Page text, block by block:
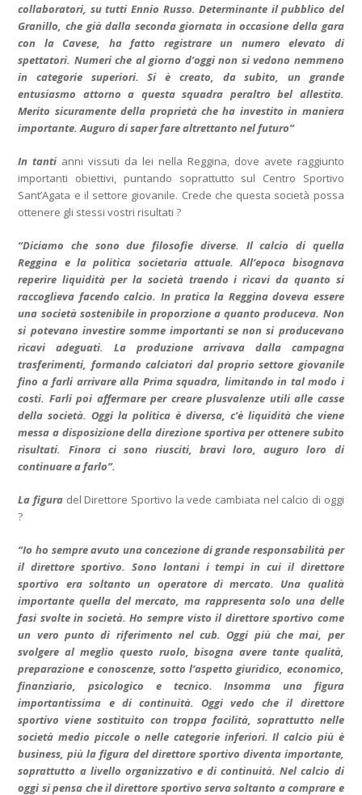
collaboratori, su tutti Ennio Russo. Determinante il pubblico del
Granillo, che già dalla seconda giornata in occasione della gara
con la Cavese, ha fatto registrare un numero elevato di
spettatori. Numeri che al giorno d’oggi non si vedono nemmeno
in categorie superiori. Si è creato, da subito, un grande
entusiasmo attorno a questa squadra peraltro bel allestita.
Merito sicuramente della proprietà che ha investito in maniera
importante. Auguro di saper fare altrettanto nel futuro”
In tanti anni vissuti da lei nella Reggina, dove avete raggiunto
importanti obiettivi, puntando soprattutto sul Centro Sportivo
Sant’Agata e il settore giovanile. Crede che questa società possa
ottenere gli stessi vostri risultati ?
“Diciamo che sono due filosofie diverse. Il calcio di quella
Reggina e la politica societaria attuale. All’epoca bisognava
reperire liquidità per la società traendo i ricavi da quanto si
raccoglieva facendo calcio. In pratica la Reggina doveva essere
una società sostenibile in proporzione a quanto produceva. Non
si potevano investire somme importanti se non si producevano
ricavi adeguati. La produzione arrivava dalla campagna
trasferimenti, formando calciatori dal proprio settore giovanile
fino a farli arrivare alla Prima squadra, limitando in tal modo i
costi. Farli poi affermare per creare plusvalenze utili alle casse
della società. Oggi la politica è diversa, c’è liquidità che viene
messa a disposizione della direzione sportiva per ottenere subito
risultati. Finora ci sono riusciti, bravi loro, auguro loro di
continuare a farlo”.
La figura del Direttore Sportivo la vede cambiata nel calcio di oggi
?
“Io ho sempre avuto una concezione di grande responsabilità per
il direttore sportivo. Sono lontani i tempi in cui il direttore
sportivo era soltanto un operatore di mercato. Una qualità
importante quella del mercato, ma rappresenta solo una delle
fasi svolte in società. Ho sempre visto il direttore sportivo come
un vero punto di riferimento nel cub. Oggi più che mai, per
svolgere al meglio questo ruolo, bisogna avere tante qualità,
preparazione e conoscenze, sotto l’aspetto giuridico, economico,
finanziario, psicologico e tecnico. Insomma una figura
importantissima e di continuità. Oggi vedo che il direttore
sportivo viene sostituito con troppa facilità, soprattutto nelle
società medio piccole o nelle categorie inferiori. Il calcio più è
business, più la figura del direttore sportivo diventa importante,
soprattutto a livello organizzativo e di continuità. Nel calcio di
oggi si pensa che il direttore sportivo serva soltanto a comprare e